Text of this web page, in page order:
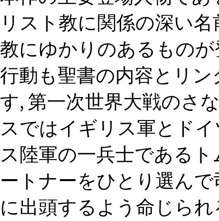
リスト教に関係の深い
教にゆかりのあるもの
行動も聖書の内容とリ
す, 第一次世界大戦のさ
スではイギリス軍とド
ス陸軍の一兵士である
ートナーをひとり選ん
に出頭するよう命じら